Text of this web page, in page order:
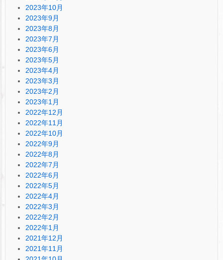
2023年10月
2023年9月
2023年8月
2023年7月
2023年6月
2023年5月
2023年4月
2023年3月
2023年2月
2023年1月
2022年12月
2022年11月
2022年10月
2022年9月
2022年8月
2022年7月
2022年6月
2022年5月
2022年4月
2022年3月
2022年2月
2022年1月
2021年12月
2021年11月